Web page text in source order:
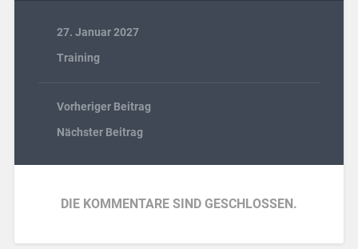
27. Januar 2027
Training
Vorheriger Beitrag
Nächster Beitrag
DIE KOMMENTARE SIND GESCHLOSSEN.